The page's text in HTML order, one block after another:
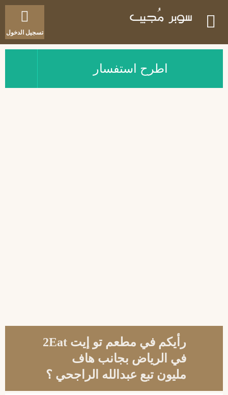
تسجيل الدخول
اطرح استفسار
رأيكم في مطعم تو إيت 2Eat
في الرياض بجانب هاف
مليون تبع عبدالله الراجحي ؟